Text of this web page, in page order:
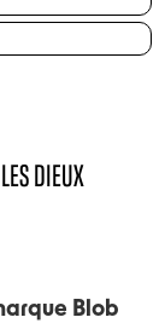
DIEUX
Blob